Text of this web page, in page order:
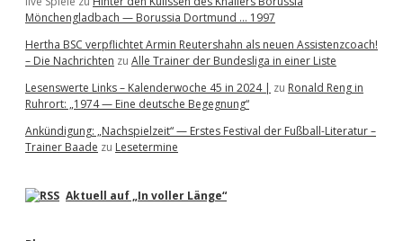
Mönchengladbach — Borussia Dortmund … 1997
Hertha BSC verpflichtet Armin Reutershahn als neuen Assistenzcoach!
– Die Nachrichten zu Alle Trainer der Bundesliga in einer Liste
Lesenswerte Links – Kalenderwoche 45 in 2024 | zu Ronald Reng in
Ruhrort: „1974 — Eine deutsche Begegnung“
Ankündigung: „Nachspielzeit“ — Erstes Festival der Fußball-Literatur –
Trainer Baade zu Lesetermine
Aktuell auf „In voller Länge“